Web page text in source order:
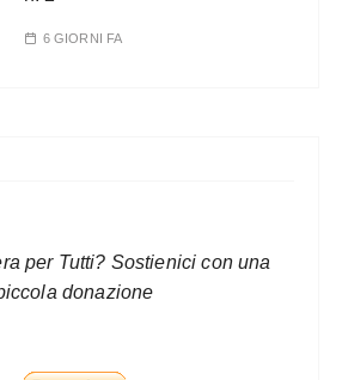
6 GIORNI FA
per Tutti? Sostienici con una
donazione